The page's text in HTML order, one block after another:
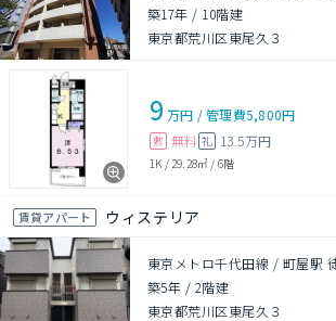
築17年 / 10階建
東京都荒川区東尾久３
9 万円 /管理費5,800円
敷 無料 礼 13.5万円
1K / 29.28㎡ / 6階
賃貸アパート ウィステリア
東京メトロ千代田線 / 町屋駅
築5年 / 2階建
東京都荒川区東尾久３